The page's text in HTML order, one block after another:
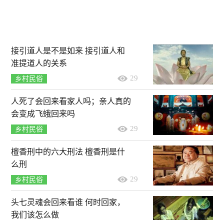
接引道人是不是如来 接引道人和
准提道人的关系
乡村民俗 29
人死了会回来看家人吗；亲人真的
会变成飞蛾回来吗
乡村民俗 29
檀香刑中的六大刑法 檀香刑是什
么刑
乡村民俗 29
头七灵魂会回来看谁 何时回家，
我们该怎么做